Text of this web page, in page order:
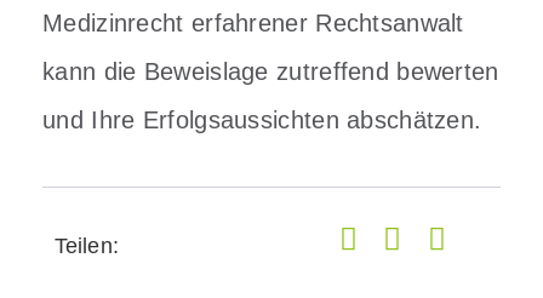
Medizinrecht erfahrener Rechtsanwalt
kann die Beweislage zutreffend bewerten
und Ihre Erfolgsaussichten abschätzen.
Teilen: